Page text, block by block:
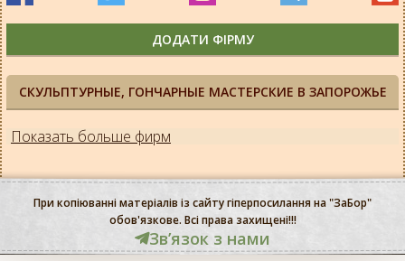
СКУЛЬПТУРНЫЕ, ГОНЧАРНЫЕ МАСТЕРСКИЕ В ЗАПОРОЖЬЕ
Показать больше фирм
ДОДАТИ ФІРМУ
При копіюванні матеріалів із сайту гіперпосилання на "ЗаБор"
обов'язкове. Всі права захищені!!!
Звʼязок з нами